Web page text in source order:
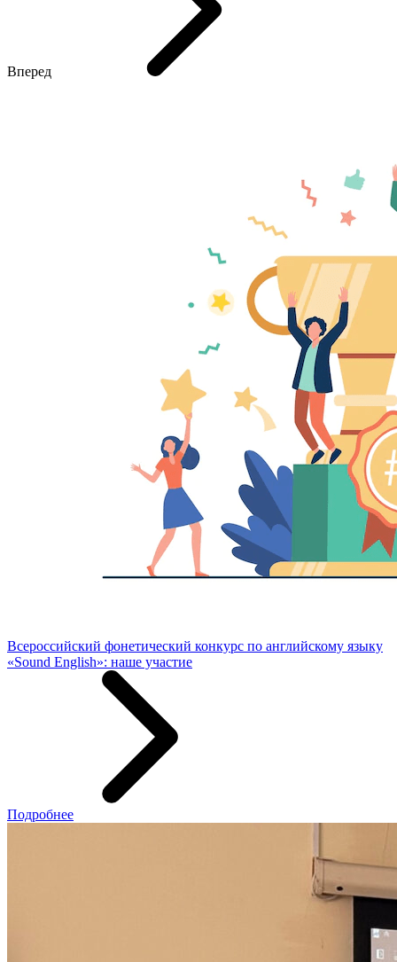
Вперед
Всероссийский фонетический конкурс по английскому языку
«Sound English»: наше участие
Подробнее